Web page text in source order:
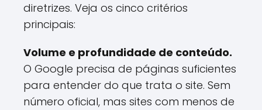
diretrizes. Veja os cinco critérios
principais:
Volume e profundidade de conteúdo.
O Google precisa de páginas suficientes
para entender do que trata o site. Sem
número oficial, mas sites com menos de